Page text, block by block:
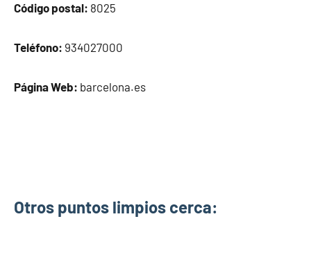
Código postal: 8025
Teléfono: 934027000
Página Web: barcelona.es
Otros puntos limpios cerca: